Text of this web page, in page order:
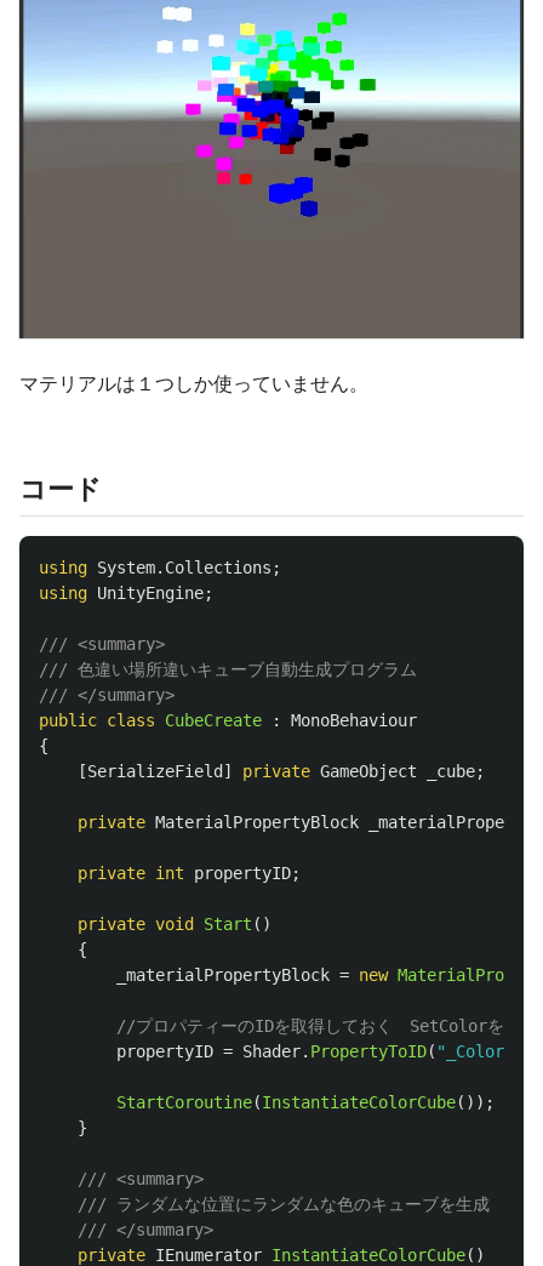
マテリアルは１つしか使っていません。
コード
using System.Collections ;
using UnityEngine;
/// <summary>
/// 色違い場所違いキューブ自動生成プログラム
/// </summary>
public class CubeCreate :
MonoBehaviour
{
[SerializeField ] private GameObject _cube;
private MaterialPropertyBlock
private int propertyID;
private void Start ()
{
_materialPropertyBlock = new
//プロパティーのIDを取得しておく　SetColorを
propertyID = Shader. PropertyToID( "_Color"
StartCoroutine(InstantiateColorCube());
}
/// <summary>
/// ランダムな位置にランダムな色のキューブを生成
/// </summary>
private IEnumerator InstantiateColorCube()